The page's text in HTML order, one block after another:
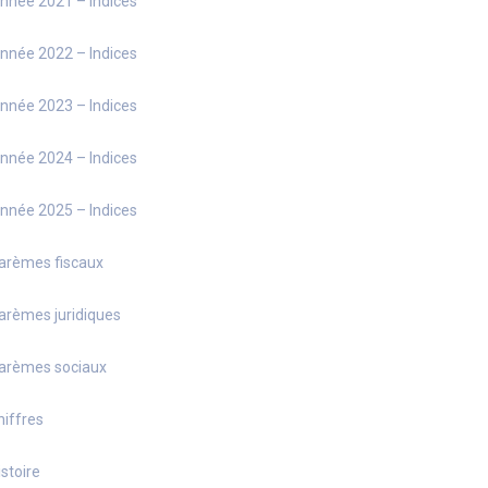
2022 – Indices
2023 – Indices
2024 – Indices
2025 – Indices
fiscaux
juridiques
sociaux